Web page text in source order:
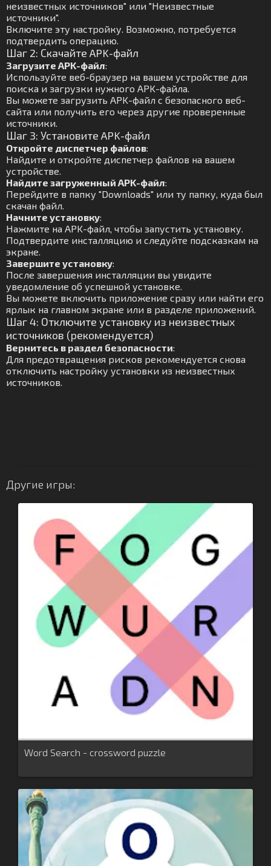
неизвестных источников" или "Неизвестные
источники".
Включите эту настройку. Возможно, потребуется
подтвердить операцию.
Шаг 2: Скачайте APK-файл
Загрузите APK-файл:
Используйте веб-браузер на вашем устройстве для
поиска и загрузки нужного APK-файла.
Вы можете загрузить APK-файл с безопасного веб-
сайта или получить его через другие проверенные
источники.
Шаг 3: Установите APK-файл
Откройте диспетчер файлов:
Найдите и откройте диспетчер файлов на вашем
устройстве.
Найдите загруженный APK-файл:
Перейдите в папку "Downloads" или ту папку, куда был
скачан файл.
Начните установку:
Нажмите на APK-файл, чтобы запустить установку.
Подтвердите инсталляцию и следуйте подсказкам на
экране.
Завершите установку:
После завершения инсталляции вы увидите
уведомление об успешной установке.
Вы можете включить приложение сразу или найти его
ярлык на главном экране или в разделе приложений.
Шаг 4: Отключите установку из неизвестных
источников (рекомендуется)
Вернитесь в раздел безопасности:
Для предотвращения рисков рекомендуется снова
отключить настройку установки из неизвестных
источников.
Другие игры:
Word Search - crossword puzzle